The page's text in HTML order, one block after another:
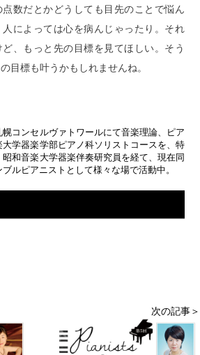
点数だとかどうしても目先のことで悩ん
人によっては心を病んじゃったり。それ
ど、もっと先の目標を見てほしい。そう
目標も叶うかもしれませんね。
コンセルヴァトワールにて音楽理論、ピア
大学器楽学部ピアノ科ソリストコースを、特
和音楽大学器楽伴奏研究員を経て、現在同
ルピアニストとして様々な場で活動中。
次の記事＞